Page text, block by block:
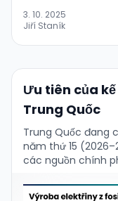
3. 10. 2025
Jiří Staník
Ưu tiên của
Trung Quốc
Trung Quốc đang
năm thứ 15
các nguồn chính